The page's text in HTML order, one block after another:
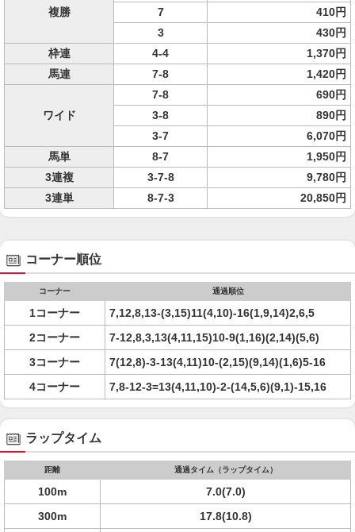
複勝
7
410円
3
430円
枠連
4-4
1,370円
馬連
7-8 1,420円
ワイド
7-8
690円
3-8
890円
3-7
6,070円
馬単
8-7
1,950円
3連複
3-7-8
9,780円
3連単
8-7-3 20,850円
コーナー順位
コーナー 通過順位
1コーナー
7,12,8,13-(3,15)11(4,10)-16(1,9,14)2,6,5
2コーナー
7-12,8,3,13(4,11,15)10-9(1,16)(2,14)(5,6)
3コーナー
7(12,8)-3-13(4,11)10-(2,15)(9,14)(1,6)5-16
4コーナー
7,8-12-3=13(4,11,10)-2-(14,5,6)(9,1)-15,16
ラップタイム
距離 通過タイム（ラップタイム）
100m
7.0(7.0)
300m
17.8(10.8)